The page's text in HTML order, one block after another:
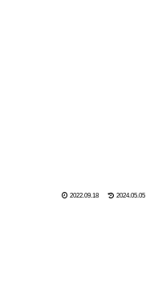
2022.09.18 2024.05.05